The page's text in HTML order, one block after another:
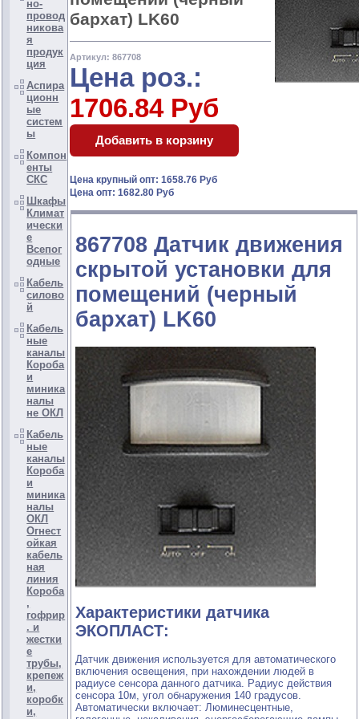
но-
провод
никова
я
продук
ция
Аспира
ционн
ые
систем
ы
Компон
енты
СКС
Шкафы
Климат
ически
е
Всепог
одные
Кабель
силово
й
Кабель
ные
каналы
Короба
и
миника
налы
не ОКЛ
Кабель
ные
каналы
Короба
и
миника
налы
ОКЛ
Огнест
ойкая
кабель
ная
линия
Короба
,
гофрир
. и
жестки
е
трубы,
крепеж
и,
коробк
и,
бархат) LK60
Артикул: 867708
Цена роз.:
1706.84 Руб
Цена крупный опт: 1658.76 Руб
Цена опт: 1682.80 Руб
867708 Датчик движения
скрытой установки для
помещений (черный
бархат) LK60
Характеристики датчика
ЭКОПЛАСТ:
Датчик движения используется для автоматического
включения освещения, при нахождении людей в
радиусе сенсора данного датчика. Радиус действия
сенсора 10м, угол обнаружения 140 градусов.
Автоматически включает: Люминесцентные,